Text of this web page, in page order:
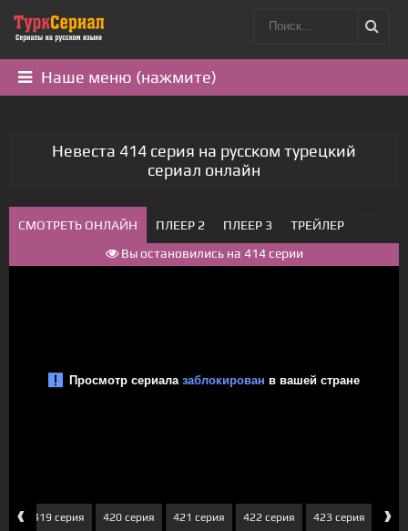
Наше меню (нажмите)
Невеста 414 серия на русском турецкий
сериал онлайн
СМОТРЕТЬ ОНЛАЙН ПЛЕЕР 2 ПЛЕЕР 3
ТРЕЙЛЕР
Вы остановились на 414 серии
‹ 419 серия 420 серия 421 серия 422 серия 423 серия 424
›